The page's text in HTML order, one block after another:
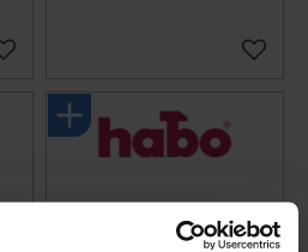
Lägg till i favoriter Lägg